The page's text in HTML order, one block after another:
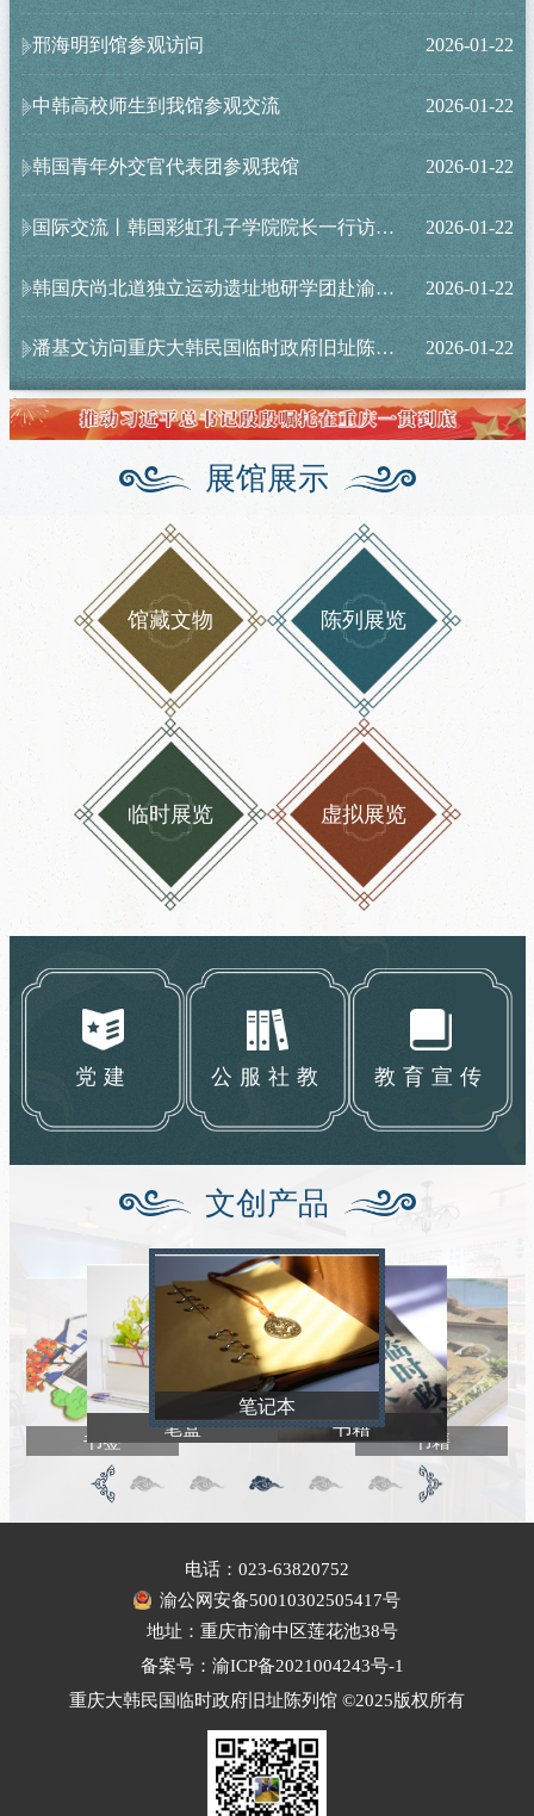
邢海明到馆参观访问 2026-01-22
中韩高校师生到我馆参观交流 2026-01-22
韩国青年外交官代表团参观我馆 2026-01-22
国际交流丨韩国彩虹孔子学院院长一行访问重庆韩国旧址陈列馆 2026-01-22
韩国庆尚北道独立运动遗址地研学团赴渝研修丨走进重庆韩国旧址陈列馆 2026-01-22
潘基文访问重庆大韩民国临时政府旧址陈列馆 2026-01-22
展馆展示
馆藏文物 陈列展览
临时展览 虚拟展览
党建 公服社教 教育宣传
文创产品
书籍
书籍
笔记本
笔盒
书签
电话：023-63820752
渝公网安备50010302505417号
地址：重庆市渝中区莲花池38号
备案号：渝ICP备2021004243号-1
重庆大韩民国临时政府旧址陈列馆 ©2025版权所有